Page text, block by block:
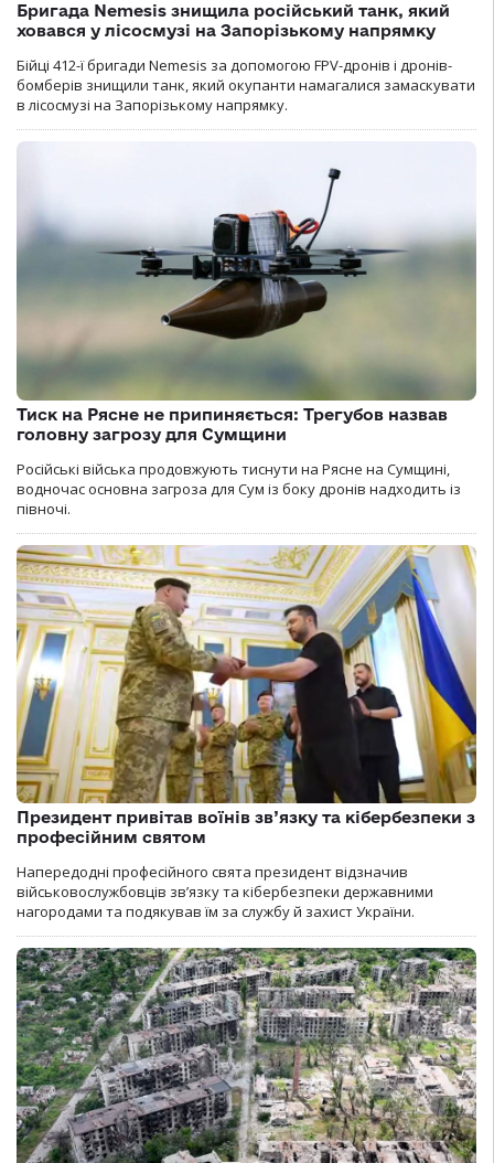
Бригада Nemesis знищила російський танк, який
ховався у лісосмузі на Запорізькому напрямку
Бійці 412-ї бригади Nemesis за допомогою FPV-дронів і дронів-
бомберів знищили танк, який окупанти намагалися замаскувати
в лісосмузі на Запорізькому напрямку.
Тиск на Рясне не припиняється: Трегубов назвав
головну загрозу для Сумщини
Російські війська продовжують тиснути на Рясне на Сумщині,
водночас основна загроза для Сум із боку дронів надходить із
півночі.
Президент привітав воїнів зв’язку та кібербезпеки з
професійним святом
Напередодні професійного свята президент відзначив
військовослужбовців зв’язку та кібербезпеки державними
нагородами та подякував їм за службу й захист України.